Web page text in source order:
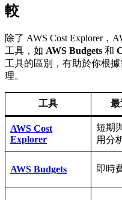
較
除了 AWS Cost Explorer，
工具，如 AWS Budgets 和
工具的區別，有助於你根
理。
工具 最
AWS Cost
Explorer
短期
用分
AWS Budgets 即時